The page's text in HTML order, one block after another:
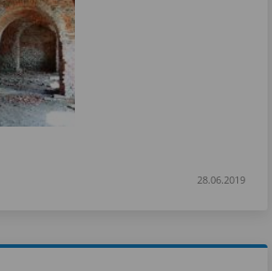
28.06.2019